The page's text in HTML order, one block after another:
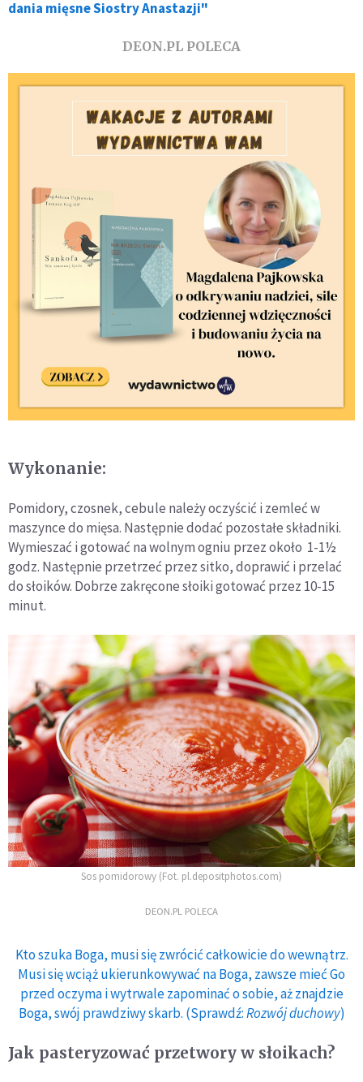
dania mięsne Siostry Anastazji"
DEON.PL POLECA
Wykonanie:
Pomidory, czosnek, cebule należy oczyścić i zemleć w
maszynce do mięsa. Następnie dodać pozostałe składniki.
Wymieszać i gotować na wolnym ogniu przez około 1-1½
godz. Następnie przetrzeć przez sitko, doprawić i przelać
do słoików. Dobrze zakręcone słoiki gotować przez 10-15
minut.
Sos pomidorowy (Fot. pl.depositphotos.com)
DEON.PL POLECA
Kto szuka Boga, musi się zwrócić całkowicie do wewnątrz.
Musi się wciąż ukierunkowywać na Boga, zawsze mieć Go
przed oczyma i wytrwale zapominać o sobie, aż znajdzie
Boga, swój prawdziwy skarb. (Sprawdź:Rozwój duchowy)
Jak pasteryzować przetwory w słoikach?